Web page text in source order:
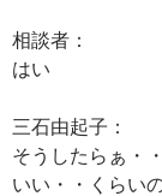
相談者：
はい
三石由起子：
そうしたらぁ・
いい・・くらい